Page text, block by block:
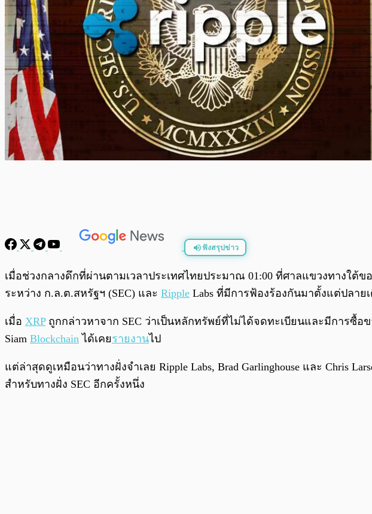
ฟังสรุปข่าว
เมื่อช่วงกลางดึกที่ผ่านตามเวลาประเทศไทยประมาณ 01:00 ที่ศาลแขวงทางใต้
ระหว่าง ก.ล.ต.สหรัฐฯ (SEC) และ Ripple Labs ที่มีการฟ้องร้องกันมาตั้งแต่ปลาย
เมื่อ XRPถูกกล่าวหาจาก SEC ว่าเป็นหลักทรัพย์ที่ไม่ได้จดทะเบียนและมีการซื้อ
Siam Blockchain ได้เคยรายงานไป
แต่ล่าสุดดูเหมือนว่าทางฝั่งจำเลย Ripple Labs, Brad Garlinghouse และ
สำหรับทางฝั่ง SEC อีกครั้งหนึ่ง